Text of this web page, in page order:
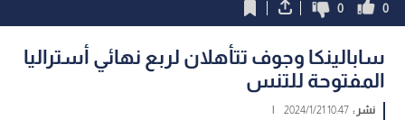
0
0
سابالينكا وجوف تتأهلان لربع نهائي أستراليا
المفتوحة للتنس
نشر :10:47 2024/1/21
|